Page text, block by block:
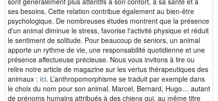
ses besoins. Cette relation contribue également au bien-être
psychologique. De nombreuses études montrent que la présence
d'un animal diminue le stress, favorise l'activité physique et réduit
le sentiment de solitude. Pour beaucoup de seniors, un animal
apporte un rythme de vie, une responsabilité quotidienne et une
présence affectueuse précieuse. Nous vous invitons à lire ou
relire notre article de magazine sur les vertus thérapeutiques des
animaux : ici. L’anthropomorphisme se traduit par exemple dans
le choix du nom pour son animal. Marcel, Bernard, Hugo… autant
de prénoms humains attribués à des chiens qui, au même titre